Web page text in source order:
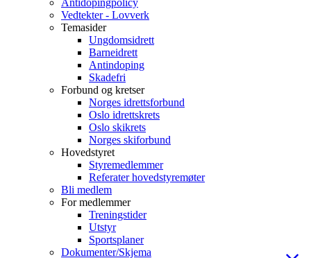
Antidopingpolicy
Vedtekter - Lovverk
Temasider
Ungdomsidrett
Barneidrett
Antindoping
Skadefri
Forbund og kretser
Norges idrettsforbund
Oslo idrettskrets
Oslo skikrets
Norges skiforbund
Hovedstyret
Styremedlemmer
Referater hovedstyremøter
Bli medlem
For medlemmer
Treningstider
Utstyr
Sportsplaner
Dokumenter/Skjema